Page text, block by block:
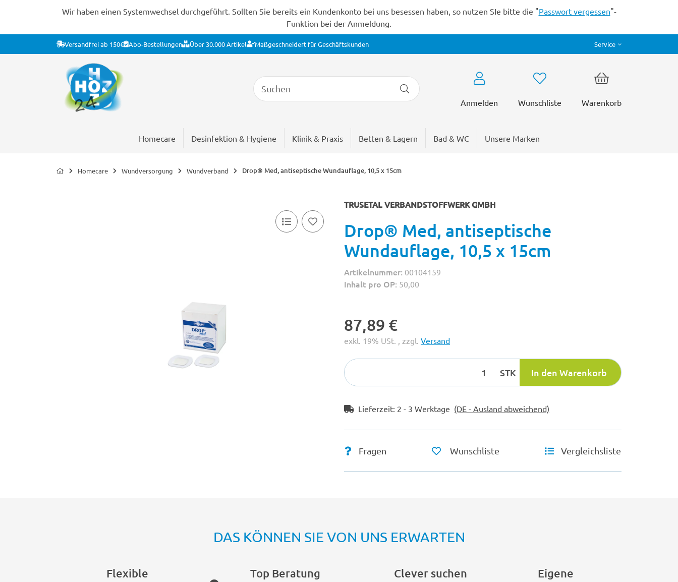
Wir haben einen Systemwechsel durchgeführt. Sollten Sie bereits ein Kundenkonto bei uns besessen haben, so nutzen SIe bitte die "Passwort vergessen"-
Funktion bei der Anmeldung.
Versandfrei ab 150€ Abo-Bestellungen Über 30.000 Artikel Maßgeschneidert für Geschäftskunden Service
Anmelden Wunschliste Warenkorb
Homecare Desinfektion & Hygiene Klinik & Praxis Betten & Lagern Bad & WC Unsere Marken
Homecare Wundversorgung Wundverband Drop® Med, antiseptische Wundauflage, 10,5 x 15cm
TRUSETAL VERBANDSTOFFWERK GMBH
Drop® Med, antiseptische
Wundauflage, 10,5 x 15cm
Artikelnummer: 00104159
Inhalt pro OP: 50,00
87,89 €
exkl. 19% USt. , zzgl. Versand
STK In den Warenkorb
Lieferzeit: 2 - 3 Werktage (DE - Ausland abweichend)
Fragen Wunschliste Vergleichsliste
DAS KÖNNEN SIE VON UNS ERWARTEN
Flexible
Top Beratung Clever suchen
Eigene